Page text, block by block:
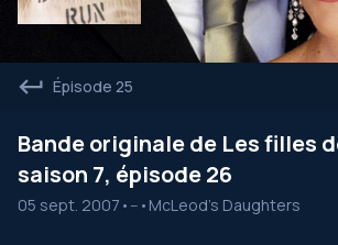
Épisode 25
Bande originale de Les filles
saison 7, épisode 26
05 sept. 2007 • -- • McLeod's Daughters